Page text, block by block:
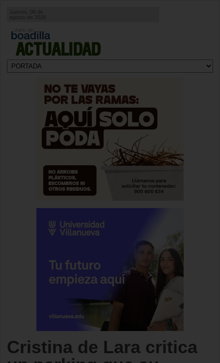
ACTUALIDAD
agosto de 2026
Cristina de Lara critica